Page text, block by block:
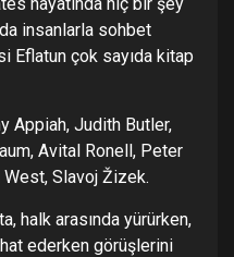
insanlarla sohbet
Eflatun çok sayıda kitap
Appiah, Judith Butler,
Avital Ronell, Peter
West, Slavoj Žizek.
halk arasında yürürken,
ederken görüşlerini